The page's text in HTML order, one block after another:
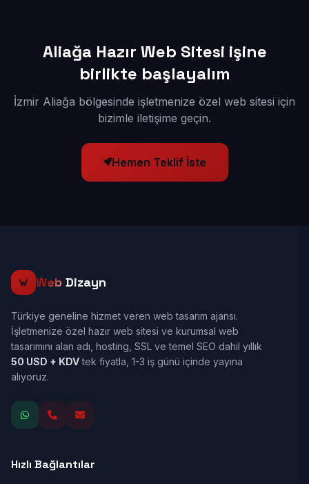
Aliağa Hazır Web Sitesi işine
birlikte başlayalım
İzmir Aliağa bölgesinde işletmenize özel web sitesi için
bizimle iletişime geçin.
Hemen Teklif İste
Web Dizayn
Türkiye geneline hizmet veren web tasarım ajansı.
İşletmenize özel hazır web sitesi ve kurumsal web
tasarımını alan adı, hosting, SSL ve temel SEO dahil yıllık
50 USD + KDVtek fiyatla, 1-3 iş günü içinde yayına
alıyoruz.
Hızlı Bağlantılar